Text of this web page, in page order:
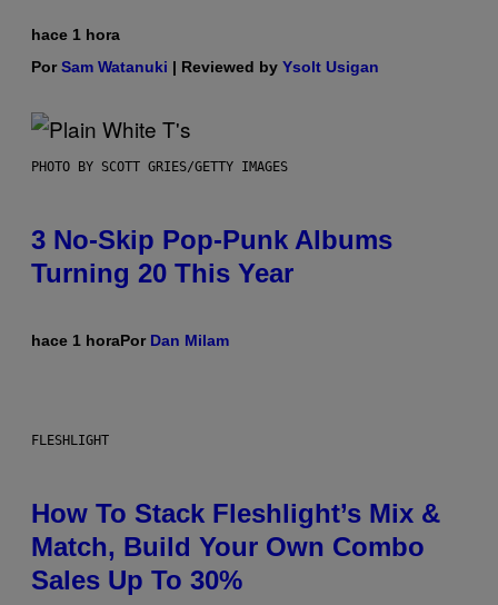
hace 1 hora
PorSam Watanuki | Reviewed by Ysolt Usigan
PHOTO BY SCOTT GRIES/GETTY IMAGES
3 No-Skip Pop-Punk Albums
Turning 20 This Year
hace 1 horaPor Dan Milam
FLESHLIGHT
How To Stack Fleshlight’s Mix &
Match, Build Your Own Combo
Sales Up To 30%